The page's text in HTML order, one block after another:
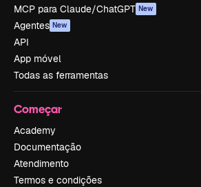
MCP para Claude/ChatGPT New
Agentes New
API
App móvel
Todas as ferramentas
Começar
Academy
Documentação
Atendimento
Termos e condições